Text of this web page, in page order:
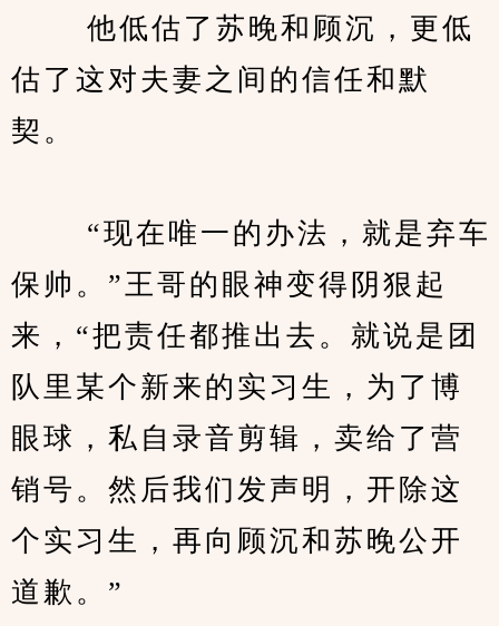
他低估了苏晚和顾沉，更低
估了这对夫妻之间的信任和默
契。
“现在唯一的办法，就是弃车
保帅。”王哥的眼神变得阴狠起
来，“把责任都推出去。就说是团
队里某个新来的实习生，为了博
眼球，私自录音剪辑，卖给了营
销号。然后我们发声明，开除这
个实习生，再向顾沉和苏晚公开
道歉。”